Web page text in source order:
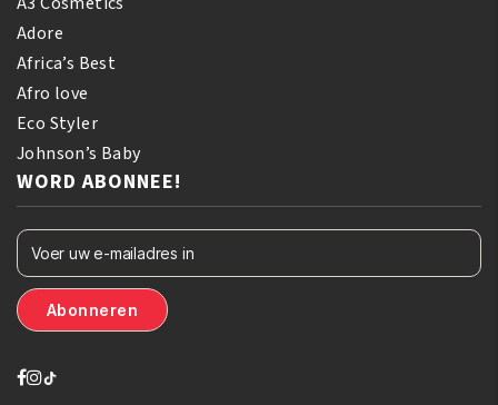
Adore
Africa’s Best
Afro love
Eco Styler
Johnson’s Baby
WORD ABONNEE!